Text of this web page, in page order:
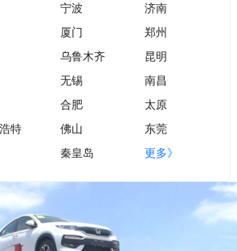
宁波
济南
厦门
郑州
乌鲁木齐
昆明
无锡
南昌
合肥
太原
特 佛山
东莞
秦皇岛 更多》